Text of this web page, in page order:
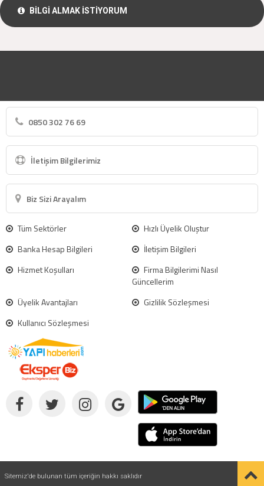
BİLGİ ALMAK İSTİYORUM
0850 302 76 69
İletişim Bilgilerimiz
Biz Sizi Arayalım
Tüm Sektörler
Hızlı Üyelik Oluştur
Banka Hesap Bilgileri
İletişim Bilgileri
Hizmet Koşulları
Firma Bilgilerimi Nasıl
Güncellerim
Üyelik Avantajları
Gizlilik Sözleşmesi
Kullanıcı Sözleşmesi
Sitemiz'de bulunan tüm içeriğin hakkı saklıdır